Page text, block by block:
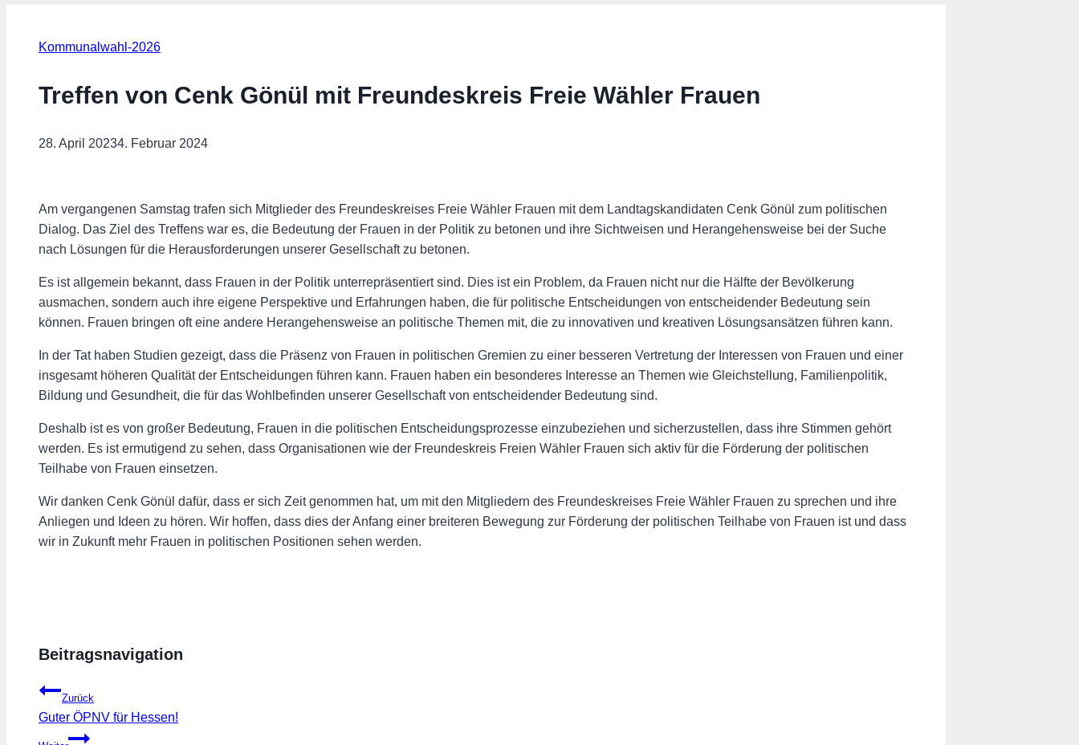
Kommunalwahl-2026
Treffen von Cenk Gönül mit Freundeskreis Freie Wähler Frauen
28. April 20234. Februar 2024
Am vergangenen Samstag trafen sich Mitglieder des Freundeskreises Freie Wähler Frauen mit dem Landtagskandidaten Cenk Gönül zum politischen
Dialog. Das Ziel des Treffens war es, die Bedeutung der Frauen in der Politik zu betonen und ihre Sichtweisen und Herangehensweise bei der Suche
nach Lösungen für die Herausforderungen unserer Gesellschaft zu betonen.
Es ist allgemein bekannt, dass Frauen in der Politik unterrepräsentiert sind. Dies ist ein Problem, da Frauen nicht nur die Hälfte der Bevölkerung
ausmachen, sondern auch ihre eigene Perspektive und Erfahrungen haben, die für politische Entscheidungen von entscheidender Bedeutung sein
können. Frauen bringen oft eine andere Herangehensweise an politische Themen mit, die zu innovativen und kreativen Lösungsansätzen führen kann.
In der Tat haben Studien gezeigt, dass die Präsenz von Frauen in politischen Gremien zu einer besseren Vertretung der Interessen von Frauen und einer
insgesamt höheren Qualität der Entscheidungen führen kann. Frauen haben ein besonderes Interesse an Themen wie Gleichstellung, Familienpolitik,
Bildung und Gesundheit, die für das Wohlbefinden unserer Gesellschaft von entscheidender Bedeutung sind.
Deshalb ist es von großer Bedeutung, Frauen in die politischen Entscheidungsprozesse einzubeziehen und sicherzustellen, dass ihre Stimmen gehört
werden. Es ist ermutigend zu sehen, dass Organisationen wie der Freundeskreis Freien Wähler Frauen sich aktiv für die Förderung der politischen
Teilhabe von Frauen einsetzen.
Wir danken Cenk Gönül dafür, dass er sich Zeit genommen hat, um mit den Mitgliedern des Freundeskreises Freie Wähler Frauen zu sprechen und ihre
Anliegen und Ideen zu hören. Wir hoffen, dass dies der Anfang einer breiteren Bewegung zur Förderung der politischen Teilhabe von Frauen ist und dass
wir in Zukunft mehr Frauen in politischen Positionen sehen werden.
Beitragsnavigation
Zurück
Guter ÖPNV für Hessen!